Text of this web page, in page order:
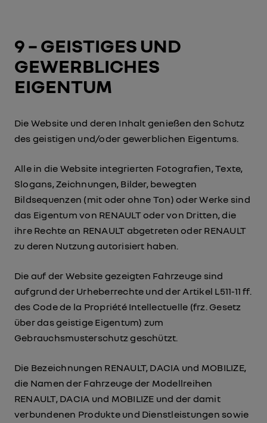
9 – GEISTIGES UND
GEWERBLICHES
EIGENTUM
Die Website und deren Inhalt genießen den Schutz
des geistigen und/oder gewerblichen Eigentums.
Alle in die Website integrierten Fotografien, Texte,
Slogans, Zeichnungen, Bilder, bewegten
Bildsequenzen (mit oder ohne Ton) oder Werke sind
das Eigentum von RENAULT oder von Dritten, die
ihre Rechte an RENAULT abgetreten oder RENAULT
zu deren Nutzung autorisiert haben.
Die auf der Website gezeigten Fahrzeuge sind
aufgrund der Urheberrechte und der Artikel L511-11 ff.
des Code de la Propriété Intellectuelle (frz. Gesetz
über das geistige Eigentum) zum
Gebrauchsmusterschutz geschützt.
Die Bezeichnungen RENAULT, DACIA und MOBILIZE,
die Namen der Fahrzeuge der Modellreihen
RENAULT, DACIA und MOBILIZE und der damit
verbundenen Produkte und Dienstleistungen sowie